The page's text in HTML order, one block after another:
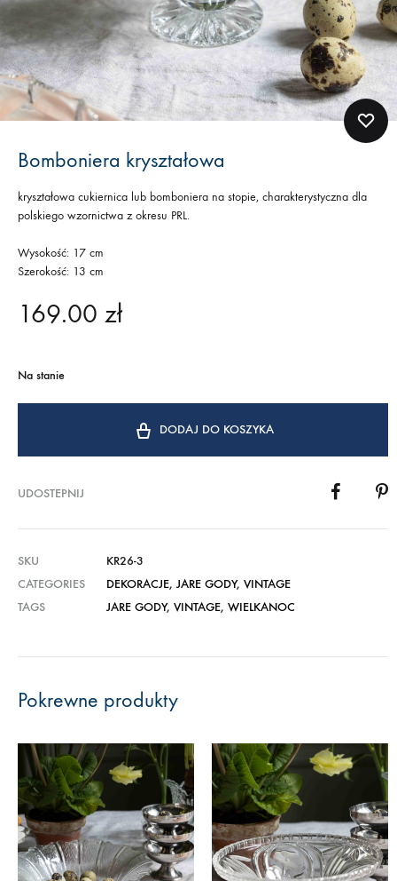
Bomboniera kryształowa
kryształowa cukiernica lub bomboniera na stopie, charakterystyczna dla
polskiego wzornictwa z okresu PRL.
Wysokość: 17 cm
Szerokość: 13 cm
169.00 zł
Na stanie
DODAJ DO KOSZYKA
UDOSTEPNIJ
SKU
KR26-3
CATEGORIES
DEKORACJE, JARE GODY, VINTAGE
TAGS
JARE GODY, VINTAGE, WIELKANOC
Pokrewne produkty